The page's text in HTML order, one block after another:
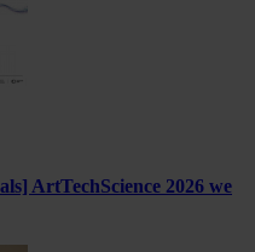
ArtTechScience 2026 we